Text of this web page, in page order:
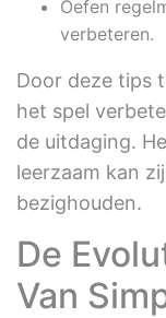
Oefen
verbeteren.
Door deze tips
het spel
de uitdaging.
leerzaam kan
bezighouden.
De
Van